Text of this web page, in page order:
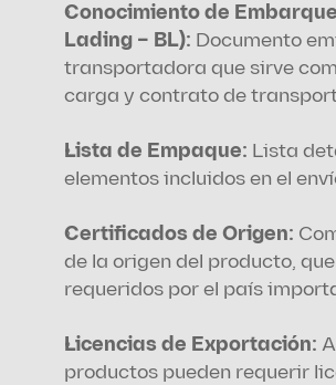
Conocimiento de
Lading – BL): Documento
transportadora que sirve
carga y contrato de
Lista de Empaque: Lista
elementos incluidos en el
Certificados de Origen:
de la origen del producto,
requeridos por el país
Licencias de Exportación:
productos pueden requerir